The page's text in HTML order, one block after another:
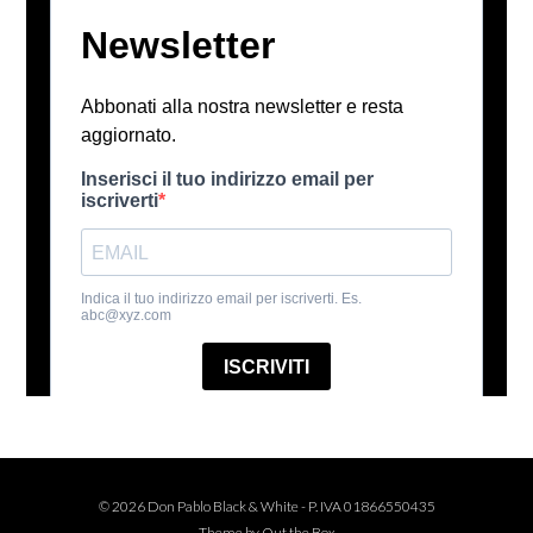
© 2026 Don Pablo Black & White - P. IVA 01866550435